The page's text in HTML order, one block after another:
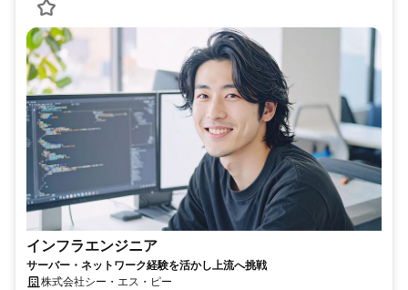
インフラエンジニア
サーバー・ネットワーク経験を活かし上流へ挑戦
株式会社シー・エス・ピー